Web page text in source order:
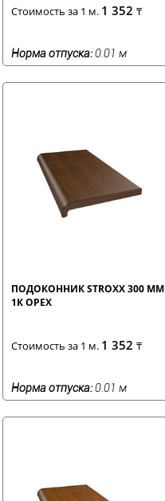
Стоимость за 1 м. 1 352 ₸
Норма отпуска:0.01 м
ПОДОКОННИК STROXX 300 ММ
1К ОРЕХ
Стоимость за 1 м. 1 352 ₸
Норма отпуска:0.01 м